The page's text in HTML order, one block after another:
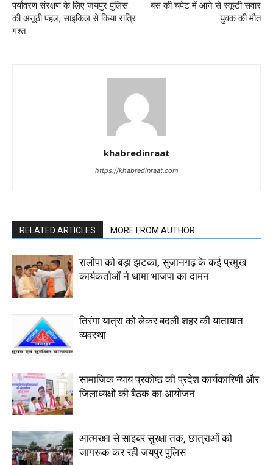
पर्यावरण संरक्षण के लिए जयपुर पुलिस
की अनूठी पहल, साइकिल से किया रात्रि
गश्त
बस की चपेट में आने से स्कूटी सवार
युवक की मौत
khabredinraat
https://khabredinraat.com
RELATED ARTICLES MORE FROM AUTHOR
रालोपा को बड़ा झटका, सुजानगढ़ के कई प्रमुख
कार्यकर्ताओं ने थामा भाजपा का दामन
तिरंगा यात्रा को लेकर बदली शहर की यातायात
व्यवस्था
सामाजिक न्याय प्रकोष्ठ की प्रदेश कार्यकारिणी और
जिलाध्यक्षों की बैठक का आयोजन
आत्मरक्षा से साइबर सुरक्षा तक, छात्राओं को
जागरूक कर रही जयपुर पुलिस